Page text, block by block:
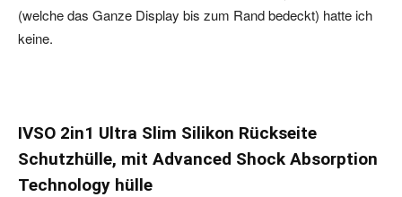
(welche das Ganze Display bis zum Rand bedeckt) hatte ich
keine.
IVSO 2in1 Ultra Slim Silikon Rückseite
Schutzhülle, mit Advanced Shock Absorption
Technology hülle